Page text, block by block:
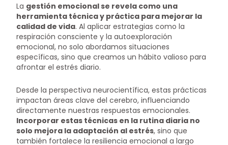
La gestión emocional se revela como una
herramienta técnica y práctica para mejorar la
calidad de vida. Al aplicar estrategias como la
respiración consciente y la autoexploración
emocional, no solo abordamos situaciones
específicas, sino que creamos un hábito valioso para
afrontar el estrés diario.
Desde la perspectiva neurocientífica, estas prácticas
impactan áreas clave del cerebro, influenciando
directamente nuestras respuestas emocionales.
Incorporar estas técnicas en la rutina diaria no
solo mejora la adaptación al estrés, sino que
también fortalece la resiliencia emocional a largo